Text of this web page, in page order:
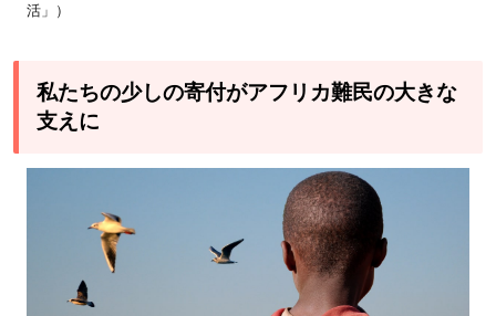
活」）
私たちの少しの寄付がアフリカ難民の大きな
支えに